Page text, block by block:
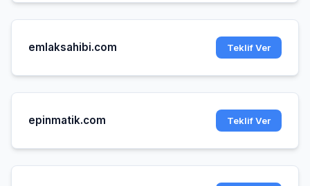
emlaksahibi.com Teklif Ver
epinmatik.com Teklif Ver